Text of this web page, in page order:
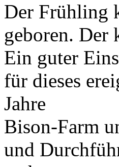
Der Frühling
geboren.
Ein guter
für dieses
Jahre
Bison-Farm
und